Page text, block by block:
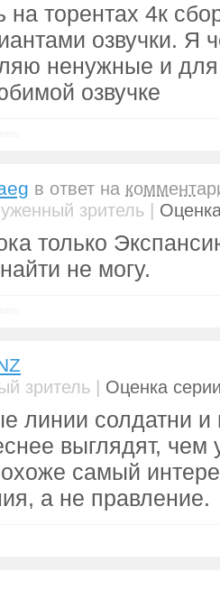
на торентах 4к
озвучки. Я
ненужные и
озвучке
в ответ на
зритель |
только
не могу.
зритель | Оценка
линии солдатни и
выглядят, чем
самый
а не правление.